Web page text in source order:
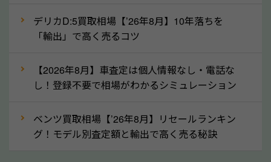
実績」で確認できます。
⑤車内の簡単な清掃で買取価格アップも！
しばらく乗っていない車は、車内のシートや座席の下
が汚れていることも多いです。シミや汚れが付着して
す。車内の汚れは簡単な清掃だけで取り除けることも
多いため、査定前にチェックして、清掃をしておくの
デリカD:5買取相場【’26年8月】10年落ちを
「輸出」で高く売るコツ
【2026年8月】車査定は個人情報なし・電話な
し！登録不要で相場がわかるシミュレーション
ベンツ買取相場【’26年8月】リセールランキン
グ！モデル別査定額と輸出で高く売る秘訣